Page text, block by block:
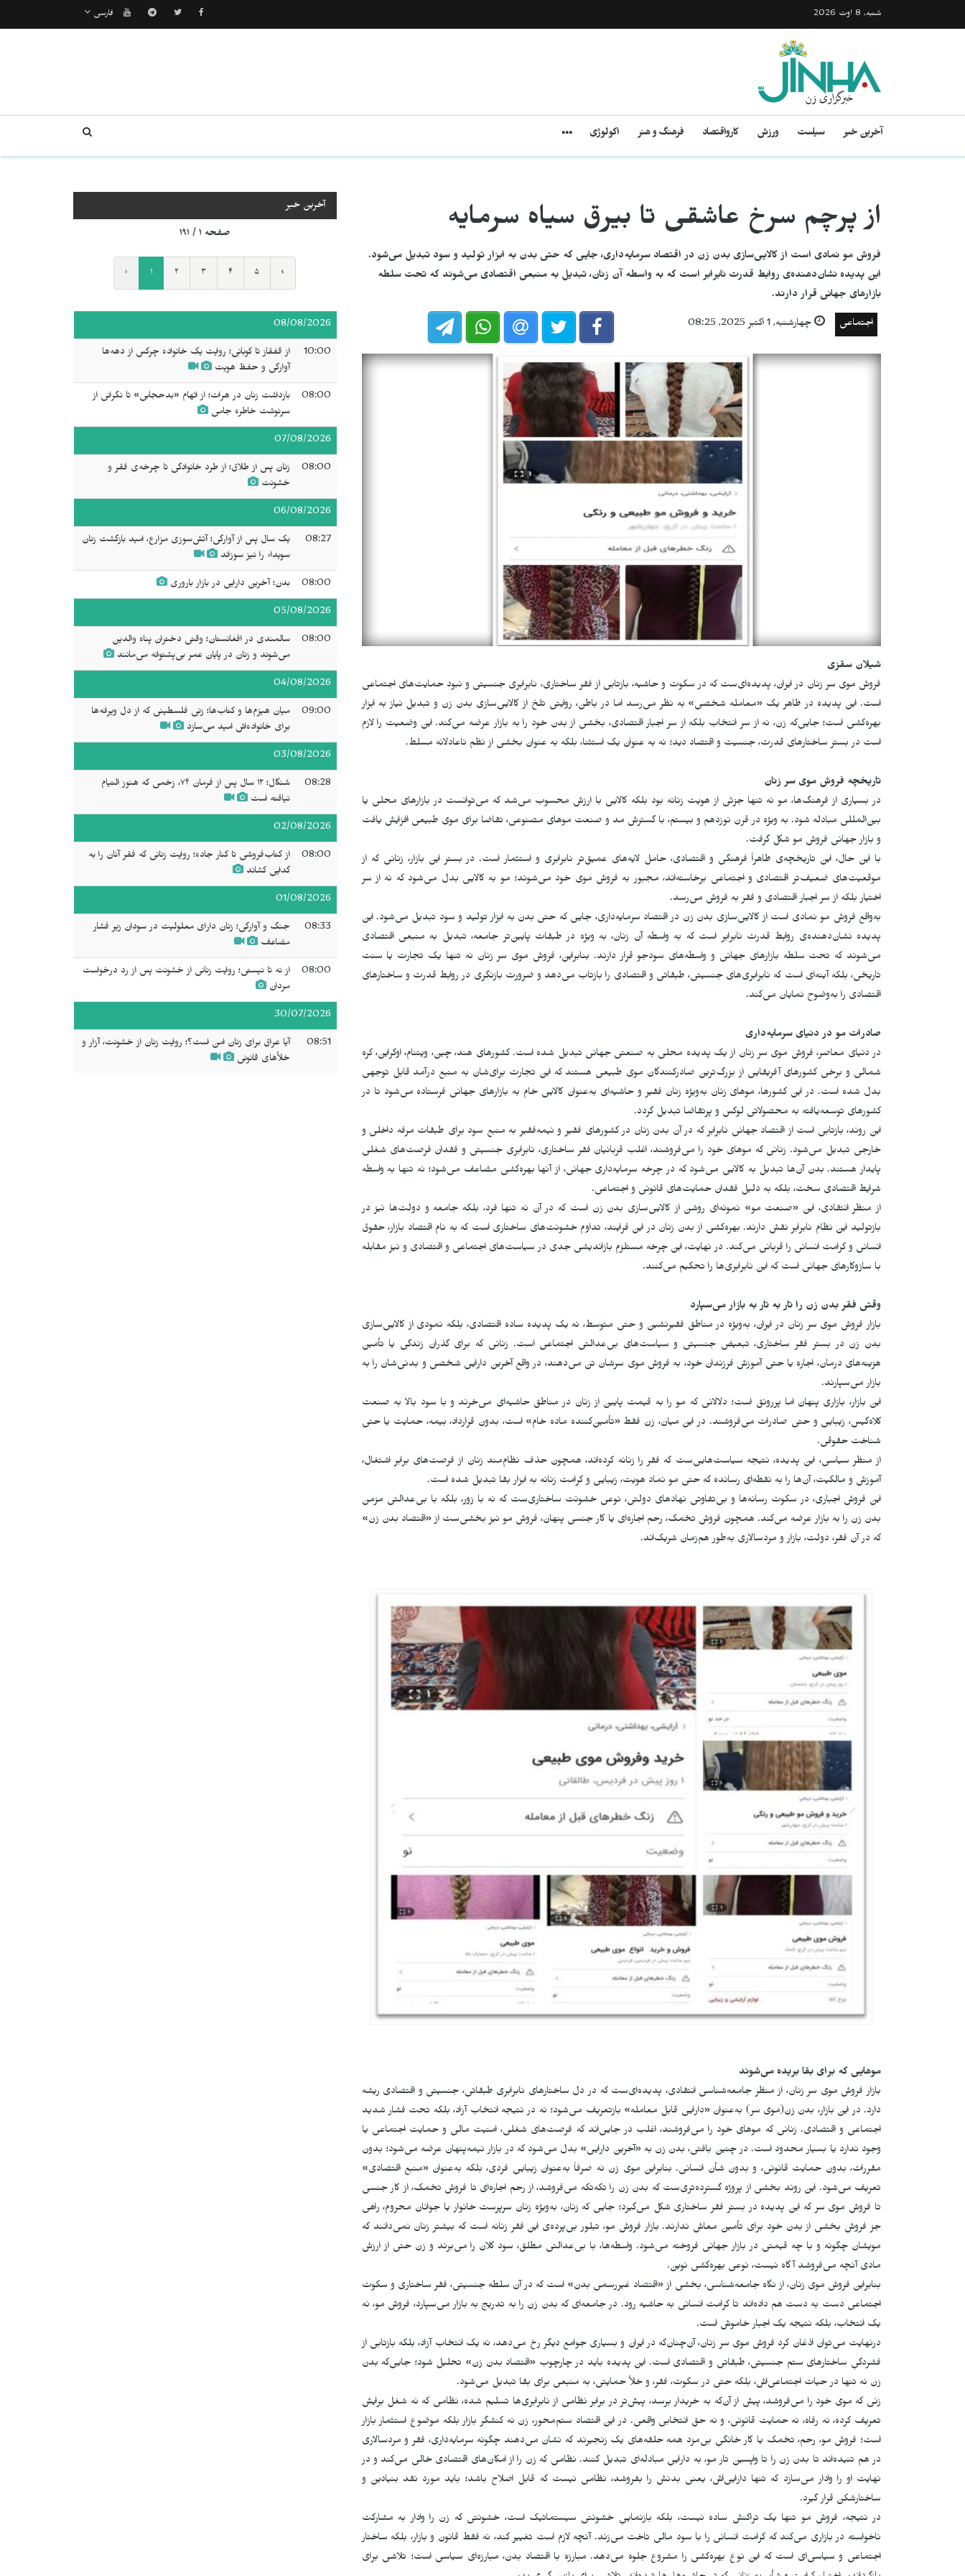
شنبه, 8 اوت 2026 فارسی
آخرین خبر سیاست ورزش کارواقتصاد فرهنگ و هنر اکولوژی
از پرچم سرخ عاشقی تا بیرق سیاه سرمایه
فروش مو نمادی است از کالایی‌سازی بدن زن در اقتصاد سرمایه‌داری، جایی که حتی بدن به ابزار تولید و سود تبدیل می‌شود.
این پدیده نشان‌دهنده‌ی روابط قدرت نابرابر است که به واسطه آن زنان، تبدیل به منبعی اقتصادی می‌شوند که تحت سلطه
بازارهای جهانی قرار دارند.
اجتماعی چهارشنبه, 1 اكتبر 2025, 08:25
شیلان سقزی
فروش موی سر زنان در ایران، پدیده‌ای‌ست که در سکوت و حاشیه، بازتابی از فقر ساختاری، نابرابری جنسیتی و نبود حمایت‌های اجتماعی
است. این پدیده در ظاهر یک «معامله شخصی» به نظر می‌رسد اما در باطن، روایتی تلخ از کالایی‌سازی بدن زن و تبدیل نیاز به ابزار
بهره‌کشی است؛ جایی‌که زن، نه از سر انتخاب بلکه از سر اجبار اقتصادی، بخشی از بدن خود را به بازار عرضه می‌کند. این وضعیت را لازم
است در بستر ساختارهای قدرت، جنسیت و اقتصاد دید؛ نه به عنوان یک استثنا، بلکه به عنوان بخشی از نظم ناعادلانه مسلط.
تاریخچه فروش موی سر زنان
در بسیاری از فرهنگ‌ها، مو نه تنها جزئی از هویت زنانه بود بلکه کالایی با ارزش محسوب می‌شد که می‌توانست در بازارهای محلی یا
بین‌المللی مبادله شود. به ویژه در قرن نوزدهم و بیستم، با گسترش مد و صنعت موهای مصنوعی، تقاضا برای موی طبیعی افزایش یافت
و بازار جهانی فروش مو شکل گرفت.
با این حال، این تاریخچه‌ی ظاهراً فرهنگی و اقتصادی، حامل لایه‌های عمیق‌تر نابرابری و استثمار است. در بستر این بازار، زنانی که از
موقعیت‌های ضعیف‌تر اقتصادی و اجتماعی برخاسته‌اند، مجبور به فروش موی خود می‌شوند؛ مو به کالایی بدل می‌شود که نه از سر
اختیار بلکه از سر اجبار اقتصادی و فقر به فروش می‌رسد.
به‌واقع فروش مو نمادی است از کالایی‌سازی بدن زن در اقتصاد سرمایه‌داری، جایی که حتی بدن به ابزار تولید و سود تبدیل می‌شود. این
پدیده نشان‌دهنده‌ی روابط قدرت نابرابر است که به واسطه آن زنان، به ویژه در طبقات پایین‌تر جامعه، تبدیل به منبعی اقتصادی
می‌شوند که تحت سلطه بازارهای جهانی و واسطه‌های سودجو قرار دارند. بنابراین، فروش موی سر زنان نه تنها یک تجارت یا سنت
تاریخی، بلکه آینه‌ای است که نابرابری‌های جنسیتی، طبقاتی و اقتصادی را بازتاب می‌دهد و ضرورت بازنگری در روابط قدرت و ساختارهای
اقتصادی را به‌وضوح نمایان می‌کند.
صادرات مو در دنیای سرمایه‌داری
در دنیای معاصر، فروش موی سر زنان از یک پدیده محلی به صنعتی جهانی تبدیل شده است. کشورهای هند، چین، ویتنام، اوکراین، کره
شمالی و برخی کشورهای آفریقایی از بزرگ‌ترین صادرکنندگان موی طبیعی هستند که این تجارت برای‌شان به منبع درآمد قابل توجهی
بدل شده است. در این کشورها، موهای زنان به‌ویژه زنان فقیر و حاشیه‌ای به‌عنوان کالایی خام به بازارهای جهانی فرستاده می‌شود تا در
کشورهای توسعه‌یافته به محصولاتی لوکس و پرتقاضا تبدیل گردد.
این روند، بازتابی است از اقتصاد جهانی نابرابر که در آن بدن زنان در کشورهای فقیر و نیمه‌فقیر به منبع سود برای طبقات مرفه داخلی و
خارجی تبدیل می‌شود. زنانی که موهای خود را می‌فروشند، اغلب قربانیان فقر ساختاری، نابرابری جنسیتی و فقدان فرصت‌های شغلی
پایدار هستند. بدن آن‌ها تبدیل به کالایی می‌شود که در چرخه سرمایه‌داری جهانی، از آنها بهره‌کشی مضاعف می‌شود؛ نه تنها به واسطه
شرایط اقتصادی سخت، بلکه به دلیل فقدان حمایت‌های قانونی و اجتماعی.
از منظر انتقادی، این «صنعت مو» نمونه‌ای روشن از کالایی‌سازی بدن زن است که در آن نه تنها فرد، بلکه جامعه و دولت‌ها نیز در
بازتولید این نظام نابرابر نقش دارند. بهره‌کشی از بدن زنان در این فرایند، تداوم خشونت‌های ساختاری است که به نام اقتصاد بازار، حقوق
انسانی و کرامت انسانی را قربانی می‌کند. در نهایت، این چرخه مستلزم بازاندیشی جدی در سیاست‌های اجتماعی و اقتصادی و نیز مقابله
با سازوکارهای جهانی است که این نابرابری‌ها را تحکیم می‌کنند.
وقتی فقر بدن زن را تار به تار به بازار می‌سپارد
بازار فروش موی سر زنان در ایران، به‌ویژه در مناطق فقیرنشین و حتی متوسط، نه یک پدیده ساده اقتصادی، بلکه نمودی از کالایی‌سازی
بدن زن در بستر فقر ساختاری، تبعیض جنسیتی و سیاست‌های بی‌عدالتی اجتماعی ا‌ست. زنانی که برای گذران زندگی یا تأمین
هزینه‌های درمان، اجاره یا حتی آموزش فرزندان خود، به فروش موی سرشان تن می‌دهند، در واقع آخرین دارایی شخصی و بدنی‌شان را به
بازار می‌سپارند.
این بازار، بازاری پنهان اما پررونق است؛ دلالانی که مو را به قیمت پایین از زنان در مناطق حاشیه‌ای می‌خرند و با سود بالا به صنعت
کلاه‌گیس، زیبایی و حتی صادرات می‌فروشند. در این میان، زن فقط «تأمین‌کننده ماده خام» است، بدون قرارداد، بیمه، حمایت یا حتی
شناخت حقوقی.
از منظر سیاسی، این پدیده، نتیجه سیاست‌هایی‌ست که فقر را زنانه کرده‌اند، همچون حذف نظام‌مند زنان از فرصت‌های برابر اشتغال،
آموزش و مالکیت، آن‌ها را به نقطه‌ای رسانده که حتی مو نماد هویت، زیبایی و کرامت زنانه به ابزار بقا تبدیل شده است.
این فروش اجباری، در سکوت رسانه‌ها و بی‌تفاوتی نهادهای دولتی، نوعی خشونت ساختاری‌ست که نه با زور، بلکه با بی‌عدالتی مزمن
بدن زن را به بازار عرضه می‌کند. همچون فروش تخمک، رحم اجاره‌ای یا کار جنسی پنهان، فروش مو نیز بخشی‌ست از «اقتصاد بدن زن»
که در آن فقر، دولت، بازار و مردسالاری به‌طور هم‌زمان شریک‌اند.
موهایی که برای بقا بریده می‌شوند
بازار فروش موی سر زنان، از منظر جامعه‌شناسی انتقادی، پدیده‌ای‌ست که در دل ساختارهای نابرابری طبقاتی، جنسیتی و اقتصادی ریشه
دارد. در این بازار، بدن زن(موی سر) به‌عنوان «دارایی قابل معامله» بازتعریف می‌شود؛ نه در نتیجه انتخاب آزاد، بلکه تحت فشار شدید
اجتماعی و اقتصادی. زنانی که موهای خود را می‌فروشند، اغلب در جایی‌اند که فرصت‌های شغلی، امنیت مالی و حمایت اجتماعی یا
وجود ندارد یا بسیار محدود است. در چنین بافتی، بدن زن به «آخرین دارایی» بدل می‌شود که در بازار نیمه‌پنهان عرضه می‌شود؛ بدون
مقررات، بدون حمایت قانونی، و بدون شأن انسانی. بنابراین موی زن نه صرفاً به‌عنوان زیبایی فردی، بلکه به‌عنوان «منبع اقتصادی»
تعریف می‌شود. این روند بخشی از پروژه گسترده‌تری‌ست که بدن زن را تکه‌تکه می‌فروشد، از رحم اجاره‌ای تا فروش تخمک، از کار جنسی
تا فروش موی سر که این پدیده در بستر فقر ساختاری شکل می‌گیرد؛ جایی که زنان، به‌ویژه زنان سرپرست خانوار یا جوانان محروم، راهی
جز فروش بخشی از بدن خود برای تأمین معاش ندارند. بازار فروش مو، تبلور بی‌پرده‌ی این فقر زنانه است که بیشتر زنان نمی‌دانند که
مویشان چگونه و با چه قیمتی در بازار جهانی فروخته می‌شود. واسطه‌ها، با بی‌عدالتی مطلق، سود کلان را می‌برند و زن حتی از ارزش
مادی آنچه می‌فروشد آگاه نیست، نوعی بهره‌کشی نوین.
بنابراین فروش موی زنان، از نگاه جامعه‌شناسی، بخشی از «اقتصاد غیررسمی بدن» است که در آن سلطه جنسیتی، فقر ساختاری و سکوت
اجتماعی دست به دست هم داده‌اند تا کرامت انسانی به حاشیه رود. در جامعه‌ای که بدن زن را به تدریج به بازار می‌سپارد، فروش مو، نه
یک انتخاب، بلکه نتیجه یک اجبار خاموش است.
درنهایت می‌توان اذغان کرد فروش موی سر زنان، آن‌چنان‌که در ایران و بسیاری جوامع دیگر رخ می‌دهد، نه یک انتخاب آزاد، بلکه بازتابی از
فشردگیِ ساختارهای ستم جنسیتی، طبقاتی و اقتصادی است. این پدیده باید در چارچوب «اقتصاد بدن زن» تحلیل شود؛ جایی‌که بدن
زن نه تنها در حیات اجتماعی‌اش، بلکه حتی در سکوت، فقر، و خلأ حمایتی، به منبعی برای بقا تبدیل می‌شود.
زنی که موی خود را می‌فروشد، پیش از آن‌که به خریدار برسد، پیش‌تر در برابر نظامی از نابرابری‌ها تسلیم شده، نظامی که نه شغل برایش
تعریف کرده، نه رفاه، نه حمایت قانونی، و نه حق انتخابی واقعی. در این اقتصاد ستم‌محور، زن نه کنشگر بازار بلکه موضوع استثمار بازار
است؛ فروش مو، رحم، تخمک یا کار خانگیِ بی‌مزد همه حلقه‌های یک زنجیرند که نشان می‌دهند چگونه سرمایه‌داری، فقر و مردسالاری
در هم تنیده‌اند تا بدن زن را تا واپسین تار مو، به داراییِ مبادله‌ای تبدیل کنند. نظامی که زن را از امکان‌های اقتصادی خالی می‌کند و در
نهایت او را وادار می‌سازد که تنها دارایی‌اش، یعنی بدنش را بفروشد، نظامی نیست که قابل اصلاح باشد؛ باید مورد نقد بنیادین و
ساختارشکن قرار گیرد.
در نتیجه، فروش مو تنها یک تراکنش ساده نیست، بلکه بازنماییِ خشونتی سیستماتیک است، خشونتی که زن را وادار به مشارکت
ناخواسته در بازاری می‌کند که کرامت انسانی را با سود مالی تاخت می‌زند. آنچه لازم است تغییر کند، نه فقط قانون و بازار، بلکه ساختار
اجتماعی و سیاسی‌ای است که این نوع بهره‌کشی را مشروع جلوه می‌دهد. مبارزه با اقتصاد بدن، مبارزه‌ای سیاسی است؛ تلاشی برای
آخرین خبر
صفحه ۱ / ۱۹۱
‹ ۱ ۲ ۳ ۴ ۵ ›
08/08/2026
10:00
از قفقاز تا کوبانی؛ روایت یک خانواده چرکس از دهه‌ها
آوارگی و حفظ هویت
08:00
بازداشت زنان در هرات؛ از اتهام «بدحجابی» تا نگرانی از
سرنوشت خاطره جامی
07/08/2026
08:00
زنان پس از طلاق؛ از طرد خانوادگی تا چرخه‌ی فقر و
خشونت
06/08/2026
08:27
یک سال پس از آوارگی؛ آتش‌سوزی مزارع، امید بازگشت زنان
سويداء را نیز سوزاند
08:00 بدن؛ آخرین دارایی در بازار باروری
05/08/2026
08:00
سالمندی در افغانستان؛ وقتی دختران پناه والدین
می‌شوند و زنان در پایان عمر بی‌پشتوانه می‌مانند
04/08/2026
09:00
میان هیزم‌ها و کتاب‌ها؛ زنی فلسطینی که از دل ویرانه‌ها
برای خانواده‌اش امید می‌سازد
03/08/2026
08:28
شنگال؛ ۱۲ سال پس از فرمان ۷۴، زخمی که هنوز التیام
نیافته است
02/08/2026
08:00
از کتاب‌فروشی تا کنار جاده؛ روایت زنانی که فقر آنان را به
گدایی کشاند
01/08/2026
08:33
جنگ و آوارگی؛ زنان دارای معلولیت در سودان زیر فشار
مضاعف
08:00
از نه تا نیستی؛ روایت زنانی از خشونت پس از رد درخواست
مردان
30/07/2026
08:51
آیا عراق برای زنان امن است؟؛ روایت زنان از خشونت، آزار و
خلأهای قانونی